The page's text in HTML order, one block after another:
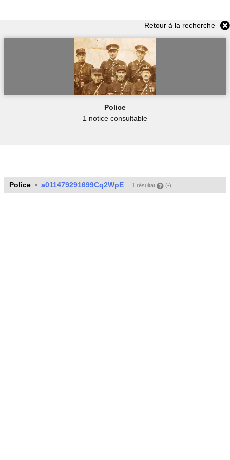
Retour à la recherche
Police
1 notice consultable
Police a011479291699Cq2WpE 1 résultat (-)